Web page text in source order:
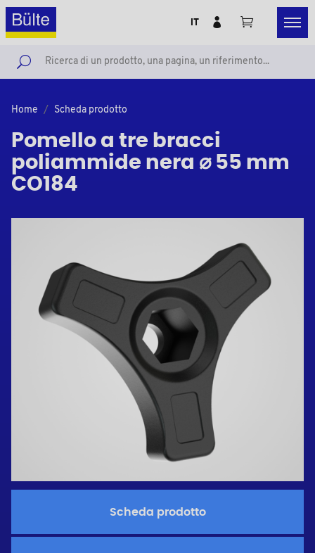
IT
Home Scheda prodotto
Pomello a tre bracci
poliammide nera ⌀ 55 mm
CO184
Scheda prodotto